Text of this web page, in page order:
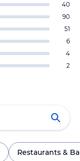
40
90
51
6
4
2
Restaurants &